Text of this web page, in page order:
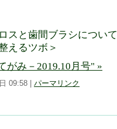
スと歯間ブラシについ
えるツボ＞
がみ－2019.10月号" »
09:58 パーマリンク